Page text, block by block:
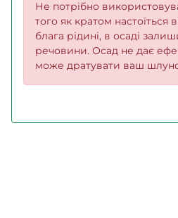
Не потрібно
того як кратом настоїться
блага рідині, в осаді
речовини. Осад не дає
може дратувати ваш